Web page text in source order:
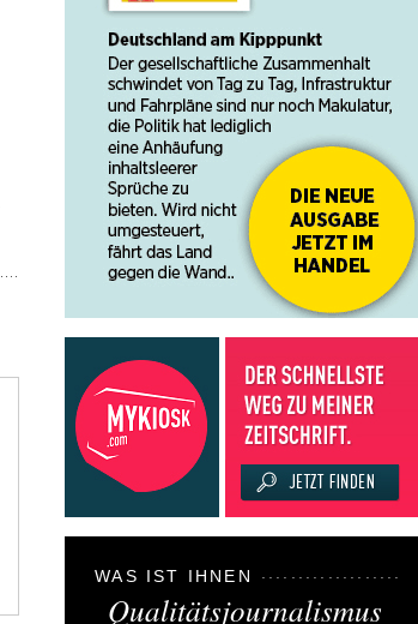
WAS IST IHNEN
Qualitätsjournalismus